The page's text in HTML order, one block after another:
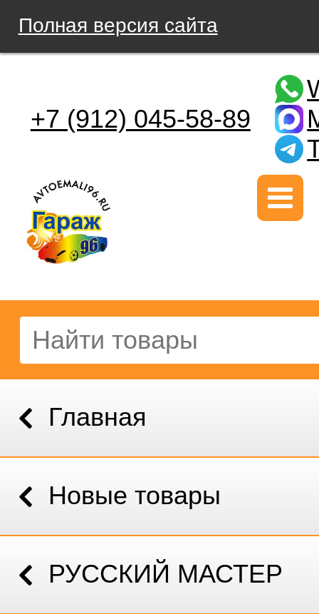
Полная версия сайта
+7 (912) 045-58-89
Главная
Новые товары
РУССКИЙ МАСТЕР